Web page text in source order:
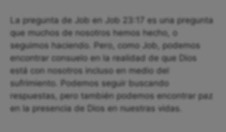
La pregunta de Job en Job 23:17 es una pregunta
que muchos de nosotros hemos hecho, o
seguimos haciendo. Pero, como Job, podemos
encontrar consuelo en la realidad de que Dios
está con nosotros incluso en medio del
sufrimiento. Podemos seguir buscando
respuestas, pero también podemos encontrar paz
en la presencia de Dios en nuestras vidas.